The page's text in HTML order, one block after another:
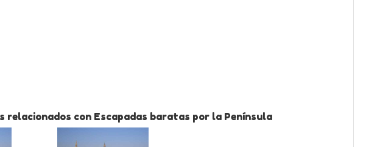
relacionados con Escapadas baratas por la Península